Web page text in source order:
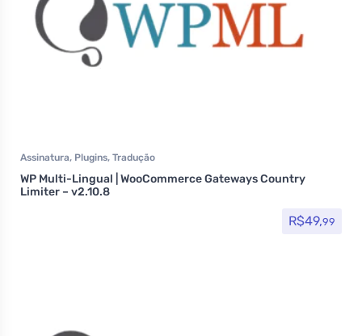
Assinatura, Plugins, Tradução
WP Multi-Lingual | WooCommerce Gateways Country
Limiter – v2.10.8
R$49,99